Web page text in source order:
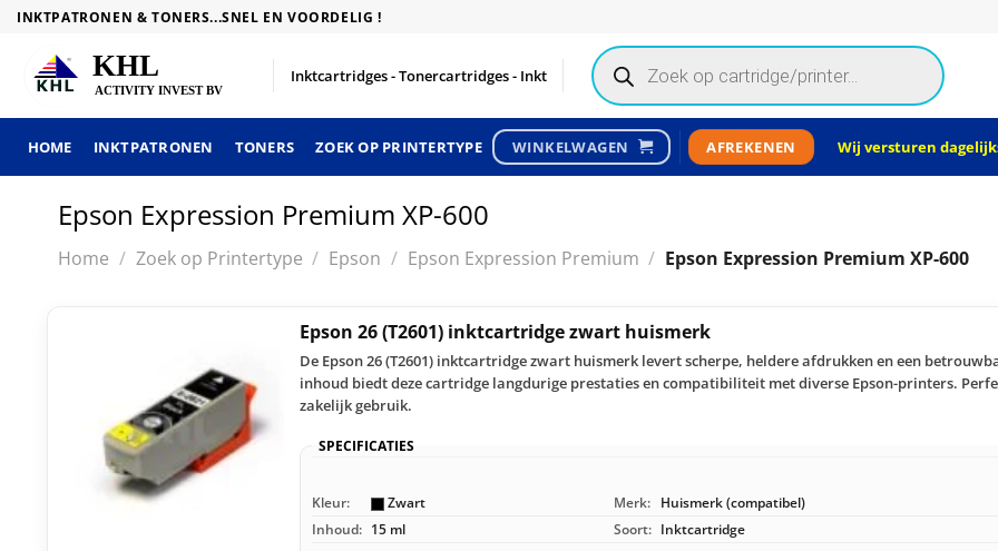
Skip
content
INKTPATRONEN & TONERS...SNEL EN VOORDELIG !
Inktcartridges - Tonercartridges - Inkt
Products
search
HOME INKTPATRONEN TONERS ZOEK OP PRINTERTYPE WINKELWAGEN AFREKENEN Wij versturen
Epson Expression Premium XP-600
Home / Zoek op Printertype / Epson / Epson Expression Premium / Epson Expression Premium XP-600
Epson 26 (T2601) inktcartridge zwart huismerk
De Epson 26 (T2601) inktcartridge zwart huismerk levert scherpe, heldere afdrukken en een
inhoud biedt deze cartridge langdurige prestaties en compatibiliteit met diverse Epson-printers.
zakelijk gebruik.
SPECIFICATIES
Kleur: Zwart Merk: Huismerk (compatibel)
Inhoud: 15 ml Soort: Inktcartridge